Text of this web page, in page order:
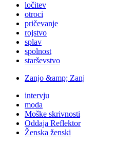
ločitev
otroci
pričevanje
rojstvo
splav
spolnost
starševstvo
Zanjo &amp; Zanj
intervju
moda
Moške skrivnosti
Oddaja Reflektor
Ženska ženski